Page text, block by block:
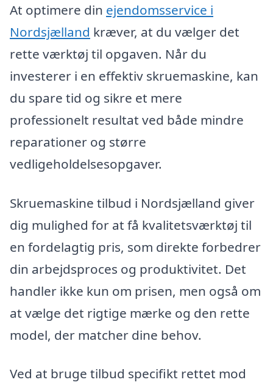
At optimere din ejendomsservice i
Nordsjælland kræver, at du vælger det
rette værktøj til opgaven. Når du
investerer i en effektiv skruemaskine, kan
du spare tid og sikre et mere
professionelt resultat ved både mindre
reparationer og større
vedligeholdelsesopgaver.
Skruemaskine tilbud i Nordsjælland giver
dig mulighed for at få kvalitetsværktøj til
en fordelagtig pris, som direkte forbedrer
din arbejdsproces og produktivitet. Det
handler ikke kun om prisen, men også om
at vælge det rigtige mærke og den rette
model, der matcher dine behov.
Ved at bruge tilbud specifikt rettet mod